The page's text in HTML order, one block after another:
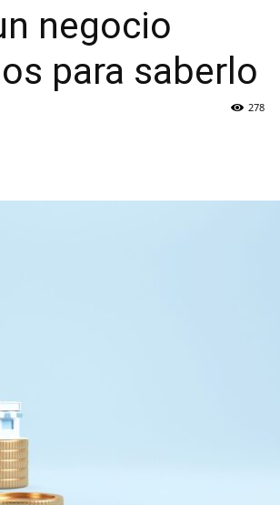
negocio
para saberlo
278